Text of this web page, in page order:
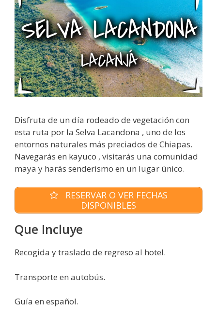
Disfruta de un día rodeado de vegetación con
esta ruta por la Selva Lacandona , uno de los
entornos naturales más preciados de Chiapas.
Navegarás en kayuco , visitarás una comunidad
maya y harás senderismo en un lugar único.
RESERVAR O VER FECHAS
DISPONIBLES
Que Incluye
Recogida y traslado de regreso al hotel.
Transporte en autobús.
Guía en español.